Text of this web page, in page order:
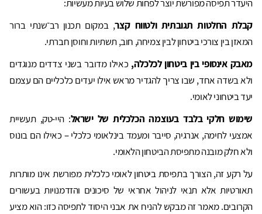
היעדר תפיסה מפורשת יוצר לפחות שלוש בעיות מעשיות:
קבלת החלטות תגובתית ולטווח קצר, במקום תכנון רב־שנתי ברור
המאזן בין צורכי ביטחון לבין צמיחה, חוב, תשתיות וחוסן חברתי.
מאבק אינסופי בין ביטחון לכלכלה, כאילו מדובר בשני צדדים מנוגדים
ולא בשדה אחד, שבו צריך להגדיר מראש אילו יעדים כלכליים הם עצמם
יעד ביטחוני לאומי.
שימוש חלקי בלבד בעוצמה הכלכלית של ישראל: היי-טק, תעשיית
אמצעי לחימה, אנרגיה, סייבר ומעמד בינלאומי כלכלי – כאילו הם בונוס
ולא חלק מובנה מתפיסת הביטחון הלאומי.
על רקע זה, הצורך בתפיסת ביטחון לאומי כלכלית מפורשת אינו מותרות
תאורטיות אלא תנאי לניהול אחראי של סיכונים והזדמנויות בעשורים
הקרובים. מאמר זה מבקש להניח את אבני היסוד לתפיסה כזו: הוא מציע